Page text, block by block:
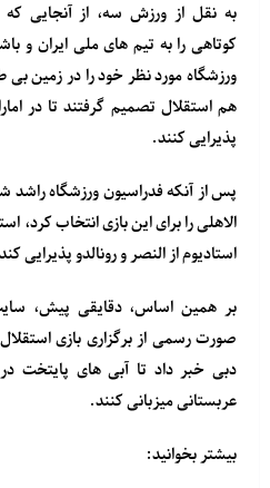
به نقل از ورزش سه، از آنجایی که
کوتاهی را به تیم های ملی ایران و
ورزشگاه مورد نظر خود را در زمین
هم استقلال تصمیم گرفتند تا در
پذیرایی کنند.
پس از آنکه فدراسیون ورزشگاه راشد
الاهلی را برای این بازی انتخاب کرد،
استادیوم از النصر و رونالدو پذیرایی
بر همین اساس، دقایقی پیش،
صورت رسمی از برگزاری بازی
دبی خبر داد تا آبی های پایتخت در
عربستانی میزبانی کنند.
بیشتر بخوانید: